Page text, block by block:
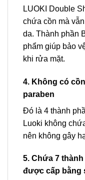
LUOKI Double
chứa cồn mà
da. Thành phần
phẩm giúp bảo
khi rửa mặt.
4. Không có
paraben
Đó là 4 thành
Luoki không
nên không gây
5. Chứa 7
được cấp bằng